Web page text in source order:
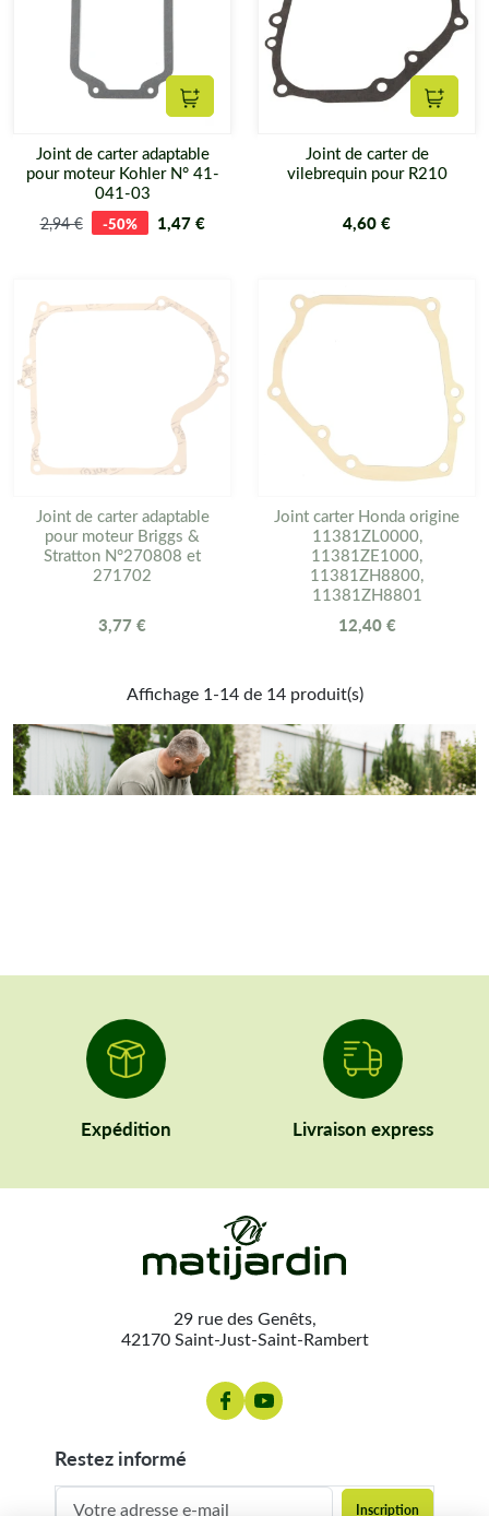
Ajouter au panier
Joint de carter adaptable
pour moteur Kohler N° 41-
041-03
2,94 € -50% 1,47 €
Joint de carter de
vilebrequin pour R210
4,60 €
Joint de carter adaptable
pour moteur Briggs &
Stratton N°270808 et
271702
3,77 €
Joint carter Honda origine
11381ZL0000,
11381ZE1000,
11381ZH8800,
11381ZH8801
12,40 €
Affichage 1-14 de 14 produit(s)
Expédition Livraison express
29 rue des Genêts,
42170 Saint-Just-Saint-Rambert
restez informé